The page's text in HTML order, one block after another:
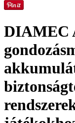
DIAMEC